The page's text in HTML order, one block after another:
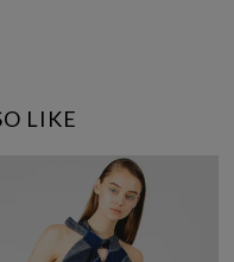
LIKE